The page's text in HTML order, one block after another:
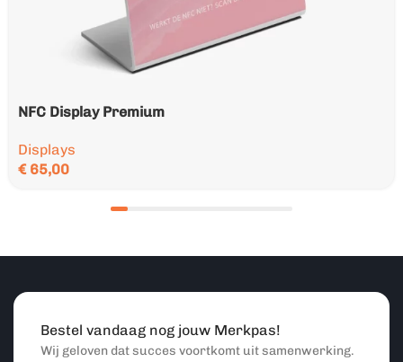
NFC Display Premium
Displays
€65,00
Bestel vandaag nog jouw Merkpas!
Wij geloven dat succes voortkomt uit samenwerking.